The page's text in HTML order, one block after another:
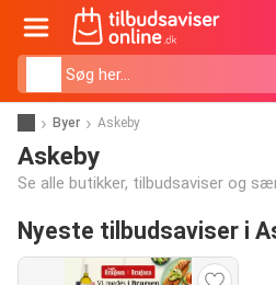
Byer Askeby
Askeby
Se alle butikker, tilbudsaviser og
Nyeste tilbudsaviser i